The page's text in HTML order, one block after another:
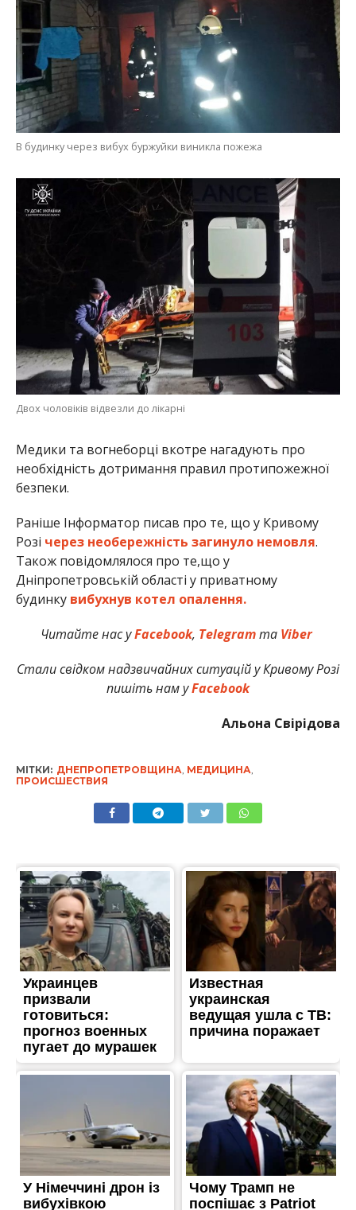
В будинку через вибух буржуйки виникла пожежа
Двох чоловіків відвезли до лікарні
Медики та вогнеборці вкотре нагадують про
необхідність дотримання правил протипожежної
безпеки.
Раніше Інформатор писав про те, що у Кривому
Розі через необережність загинуло немовля.
Також повідомлялося про те,що у
Дніпропетровській області у приватному
будинку вибухнув котел опалення.
Читайте нас уFacebook, Telegramта Viber
Стали свідком надзвичайних ситуацій у Кривому Розі
пишіть нам уFacebook
Альона Свірідова
МІТКИ: ДНЕПРОПЕТРОВЩИНА, МЕДИЦИНА,
ПРОИСШЕСТВИЯ